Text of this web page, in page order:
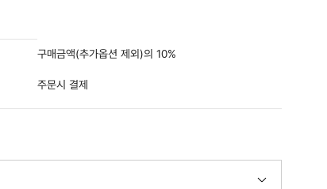
구매금액(추가옵션 제외)의 10%
주문시 결제